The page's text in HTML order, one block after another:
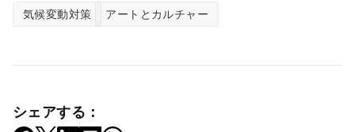
気候変動対策 アートとカルチャー
シェアする：